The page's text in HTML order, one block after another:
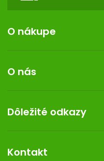
O nákupe
Reklamácia a vrátenie tovaru
Doprava a platba
Darček k nákupu
O nás
Kontakt
Dermocentrum
Dôležité odkazy
Rozhodnutie na prevádzku
Kontakt